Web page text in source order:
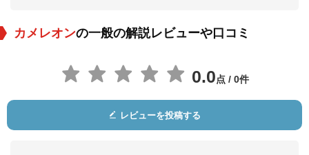
平泉成
カメレオンの一般の解説レビューや口コミ
0.0点 / 0件
レビューを投稿する